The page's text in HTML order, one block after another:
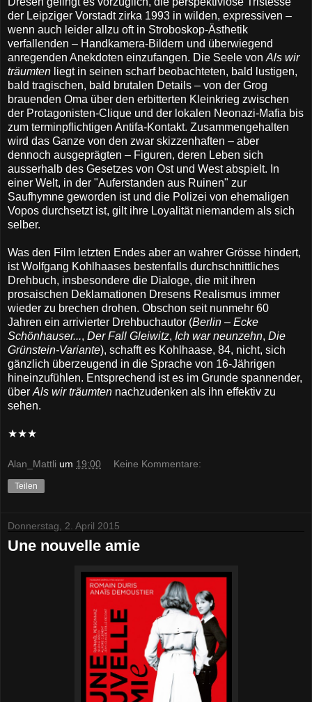
der Leipziger Vorstadt zirka 1993 in wilden, expressiven –
wenn auch leider allzu oft in Stroboskop-Ästhetik
verfallenden – Handkamera-Bildern und überwiegend
anregenden Anekdoten einzufangen. Die Seele von Als wir
träumten liegt in seinen scharf beobachteten, bald lustigen,
bald tragischen, bald brutalen Details – von der Grog
brauenden Oma über den erbitterten Kleinkrieg zwischen
der Protagonisten-Clique und der lokalen Neonazi-Mafia bis
zum terminpflichtigen Antifa-Kontakt. Zusammengehalten
wird das Ganze von den zwar skizzenhaften – aber
dennoch ausgeprägten – Figuren, deren Leben sich
ausserhalb des Gesetzes von Ost und West abspielt. In
einer Welt, in der "Auferstanden aus Ruinen" zur
Saufhymne geworden ist und die Polizei von ehemaligen
Vopos durchsetzt ist, gilt ihre Loyalität niemandem als sich
selber.
Was den Film letzten Endes aber an wahrer Grösse hindert,
ist Wolfgang Kohlhaases bestenfalls durchschnittliches
Drehbuch, insbesondere die Dialoge, die mit ihren
prosaischen Deklamationen Dresens Realismus immer
wieder zu brechen drohen. Obschon seit nunmehr 60
Jahren ein arrivierter Drehbuchautor (Berlin – Ecke
Schönhauser..., Der Fall Gleiwitz, Ich war neunzehn, Die
Grünstein-Variante), schafft es Kohlhaase, 84, nicht, sich
gänzlich überzeugend in die Sprache von 16-Jährigen
hineinzufühlen. Entsprechend ist es im Grunde spannender,
über Als wir träumten nachzudenken als ihn effektiv zu
sehen.
★★★
Alan_Mattli um 19:00 Keine Kommentare:
Teilen
Donnerstag, 2. April 2015
Une nouvelle amie